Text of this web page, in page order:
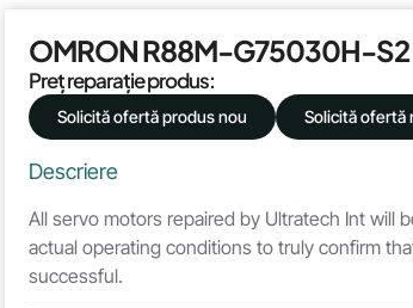
OMRON R88M-G75030H-S2
Preț reparație produs:
Solicită ofertă produs nou Solicită ofertă
Descriere
All servo motors repaired by Ultratech Int will
actual operating conditions to truly confirm
successful.